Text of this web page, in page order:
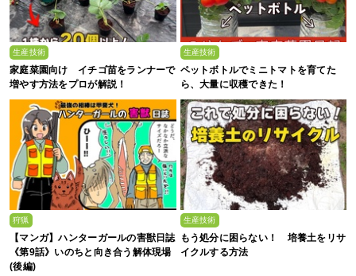
生産技術
家庭菜園向け イチゴ苗をランナーで
増やす方法をプロが解説！
生産技術
ペットボトルでミニトマトを育てた
ら、大量に収穫できた！
狩猟
【マンガ】ハンターガールの害獣日誌
《第9話》いのちと向き合う解体現場
(後編)
生産技術
もう処分に困らない！ 培養土をリサ
イクルする方法